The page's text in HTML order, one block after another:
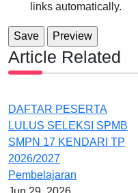
links automatically.
Article Related
DAFTAR PESERTA
LULUS SELEKSI SPMB
SMPN 17 KENDARI TP
2026/2027
Pembelajaran